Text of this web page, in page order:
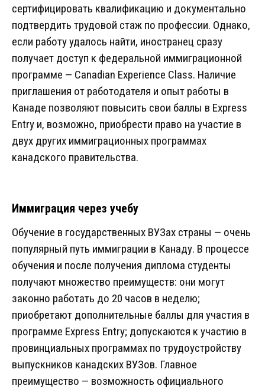
сертифицировать квалификацию и документально
подтвердить трудовой стаж по профессии. Однако,
если работу удалось найти, иностранец сразу
получает доступ к федеральной иммиграционной
программе — Canadian Experience Class. Наличие
приглашения от работодателя и опыт работы в
Канаде позволяют повысить свои баллы в Express
Entry и, возможно, приобрести право на участие в
двух других иммиграционных программах
канадского правительства.
Иммиграция через учебу
Обучение в государственных ВУЗах страны — очень
популярный путь иммиграции в Канаду. В процессе
обучения и после получения диплома студенты
получают множество преимуществ: они могут
законно работать до 20 часов в неделю;
приобретают дополнительные баллы для участия в
программе Express Entry; допускаются к участию в
провинциальных программах по трудоустройству
выпускников канадских ВУЗов. Главное
преимущество — возможность официального